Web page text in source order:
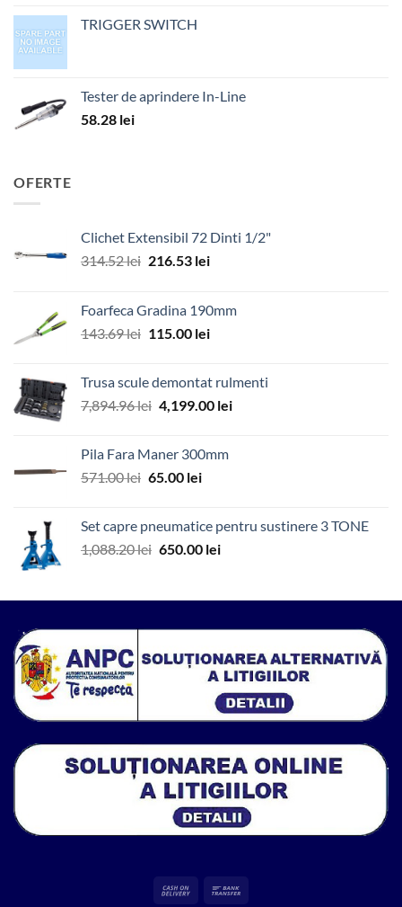
TRIGGER SWITCH
Tester de aprindere In-Line
58.28 lei
OFERTE
Clichet Extensibil 72 Dinti 1/2"
314.52lei Prețul
fost:
314.52 lei.
216.53 leiPrețul
216.53 lei.
Foarfeca Gradina 190mm
143.69lei Prețul
fost:
143.69 lei.
115.00 leiPrețul
115.00 lei.
Trusa scule demontat rulmenti
7,894.96lei Prețul
fost:
7,894.96 lei.
4,199.00 leiPrețul
Pila Fara Maner 300mm
571.00lei Prețul
fost:
571.00 lei.
65.00 leiPrețul
65.00 lei.
Set capre pneumatice pentru sustinere 3 TONE
1,088.20lei Prețul
fost:
650.00 leiPrețul
650.00 lei.
Cash